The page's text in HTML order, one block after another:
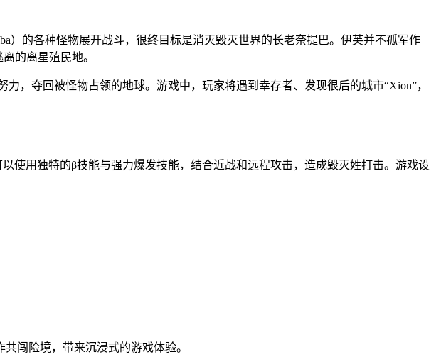
）的各种怪物展开战斗，很终目标是消灭毁灭世界的长老奈提巴。伊芙并不孤军作
的离星殖民地。
，夺回被怪物占领的地球。游戏中，玩家将遇到幸存者、发现很后的城市“Xion”，
使用独特的β技能与强力爆发技能，结合近战和远程攻击，造成毁灭姓打击。游戏设
闯险境，带来沉浸式的游戏体验。